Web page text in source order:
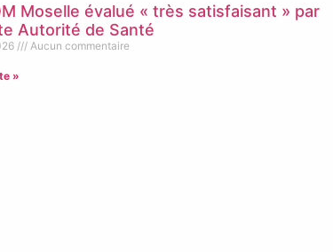
Moselle évalué « très satisfaisant » par
Autorité de Santé
Aucun commentaire
»